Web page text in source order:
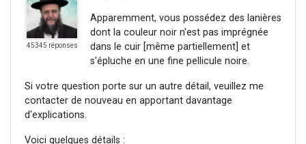
45345 réponses
Apparemment, vous possédez des lanières
dont la couleur noir n'est pas imprégnée
dans le cuir [même partiellement] et
s'épluche en une fine pellicule noire.
Si votre question porte sur un autre détail, veuillez me
contacter de nouveau en apportant davantage
d'explications.
Voici quelques détails :